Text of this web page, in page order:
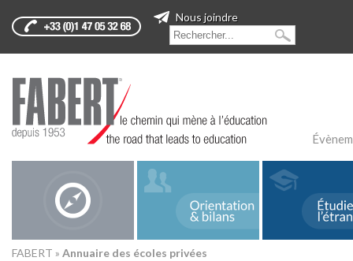
Nous joindre
FABERT » Annuaire des écoles privées